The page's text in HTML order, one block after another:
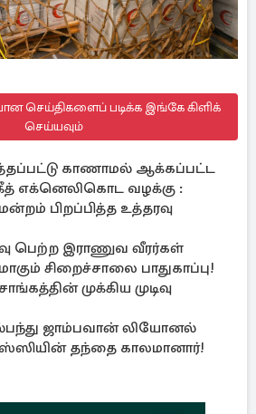
செய்திகளைப் படிக்க இங்கே கிளிக்
செய்யவும்
காணாமல் ஆக்கப்பட்ட
எக்னெலிகொட வழக்கு :
பிறப்பித்த உத்தரவு
பெற்ற இராணுவ வீரர்கள்
சிறைச்சாலை பாதுகாப்பு!
முக்கிய முடிவு
ஜாம்பவான் லியோனல்
தந்தை காலமானார்!